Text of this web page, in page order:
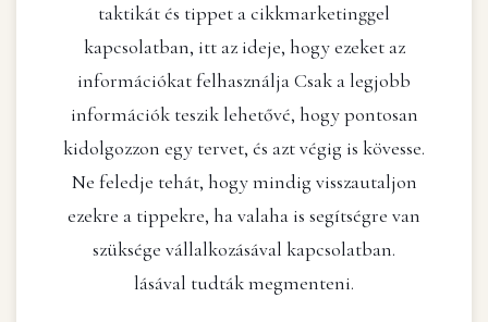
taktikát és tippet a cikkmarketinggel
kapcsolatban, itt az ideje, hogy ezeket az
információkat felhasználja Csak a legjobb
információk teszik lehetővé, hogy pontosan
kidolgozzon egy tervet, és azt végig is kövesse.
Ne feledje tehát, hogy mindig visszautaljon
ezekre a tippekre, ha valaha is segítségre van
szüksége vállalkozásával kapcsolatban.
lásával tudták megmenteni.